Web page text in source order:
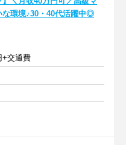
な環境♪30・40代活躍中◎
+交通費